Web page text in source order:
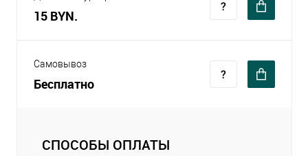
15 BYN.
Самовывоз
Бесплатно
СПОСОБЫ ОПЛАТЫ